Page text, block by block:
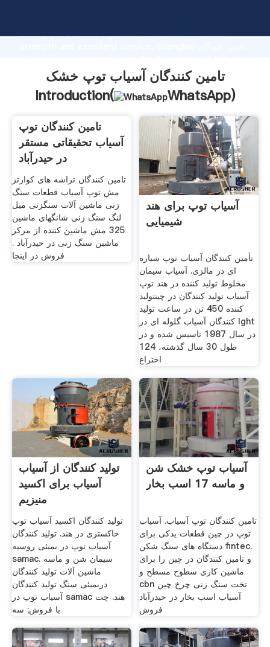
strong production capability, advanced research
values to all of customers.
تامین کنندگان آسیاب توپ خشک
Introduction(
WhatsApp)
تامین کنندگان توپ
آسیاب تحقیقاتی مستقر
در حیدرآباد
تامین کنندگان تراشه های کوارتز
آسیاب توپ برای هند
شیمیایی
تأمین کنندگان آسیاب توپ سیاره
ای در مالزی. آسیاب سیمان
مخلوط تولید کننده در هند توپ
آسیاب تولید کنندگان در چینتولید
کننده 450 تن در ساعت تولید
کنندگان آسیاب گلوله ای در lght
در سال 1987 تاسیس شده و در
طول 30 سال گذشته، 124
اختراع
تولید کنندگان از آسیاب
آسیاب برای اکسید
منیزیم
تولید کنندگان اکسید آسیاب توپ
خاکستری در هند. تولید کنندگان
آسیاب توپ در بمبئی روسیه
samac. سیمان شن و ماسه
ماشین آلات تولید کنندگان
دربمبئی سنگ تولید کنندگان
آسیاب توپ در samac هند. چت
با فروش; سه
آسیاب توپ خشک شن
و ماسه 17 اسب بخار
تامین کنندگان توپ آسیاب. آسیاب
توپ در چین قطعات یدکی برای
دستگاه های سنگ شکن fintec.
و تامین کنندگان در چین را برای
ماشین کاری سطوح مسطح و
cbn تخت سنگ زنی چرخ چین
آسیاب اسب بخار در حیدرآباد
فروش